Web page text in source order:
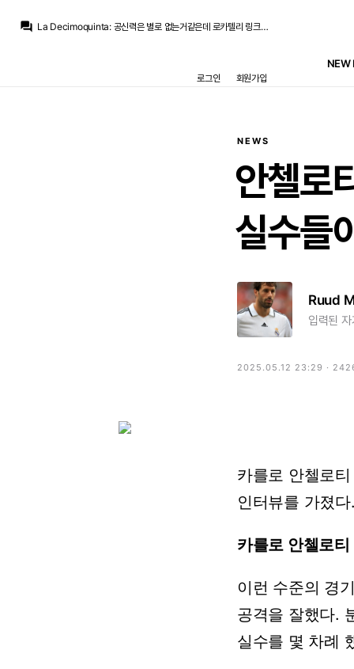
question_answer La Decimoquinta: 공신력은 별로 없는거같은데 로카텔리 링크가 잠깐 있었는데 얘가 아이러니하게도 유베팬들로부터 욕먹는 레파토리가 추멘이랑 비슷합니다
라센시오가 다치지만 않았어도 저기로 보내면 딱이었을거 같은데
대충 들어보니 초기 재계획이 반다이크 + 자케, 레오니 돌려쓰고 조메즈가 백업 느낌이었는데
NEW
로그인 회원가입
NEWS
안첼로
실수들
Ruud
입력된
2025.05.12 23:29 ·
카를로 안첼로티
인터뷰를 가졌
카를로 안첼로티
이런 수준의 경
공격을 잘했다.
실수를 몇 차례